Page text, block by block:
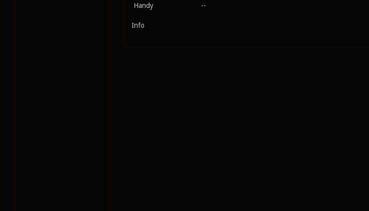
Handy
--
Info